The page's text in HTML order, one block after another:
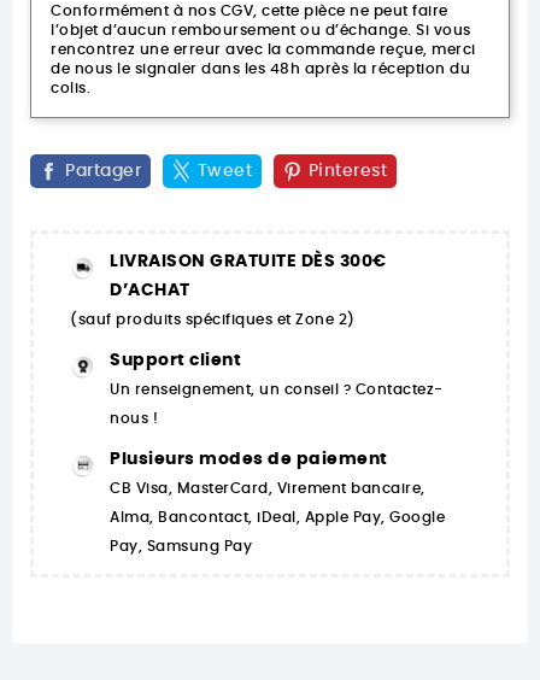
Conformément à nos CGV, cette pièce ne peut faire
l’objet d’aucun remboursement ou d’échange. Si vous
rencontrez une erreur avec la commande reçue, merci
de nous le signaler dans les 48h après la réception du
colis.
Partager Tweet Pinterest
LIVRAISON GRATUITE DÈS 300€
D’ACHAT
(sauf produits spécifiques et Zone 2)
Support client
Un renseignement, un conseil ? Contactez-
nous !
Plusieurs modes de paiement
CB Visa, MasterCard, Virement bancaire,
Alma, Bancontact, iDeal, Apple Pay, Google
Pay, Samsung Pay